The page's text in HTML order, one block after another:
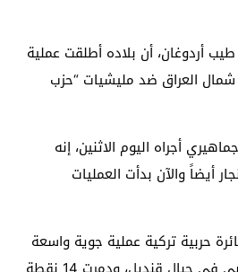
أردوغان، أن بلاده أطلقت عملية
العراق ضد مليشيات “حزب
أجراه اليوم الاثنين، إنه
أيضاً والآن بدأت العمليات
“لقد نفذت 20 طائرة حربية تركية عملية جوية واسعة